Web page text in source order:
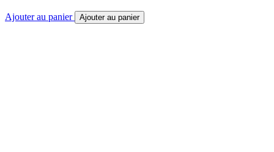
Ajouter au panier Ajouter au panier